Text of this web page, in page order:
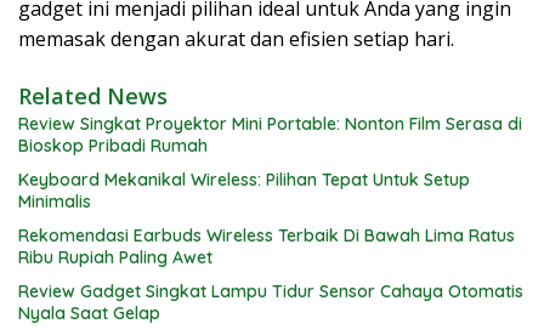
gadget ini menjadi pilihan ideal untuk Anda yang ingin
memasak dengan akurat dan efisien setiap hari.
Related News
Review Singkat Proyektor Mini Portable: Nonton Film Serasa di
Bioskop Pribadi Rumah
Keyboard Mekanikal Wireless: Pilihan Tepat Untuk Setup
Minimalis
Rekomendasi Earbuds Wireless Terbaik Di Bawah Lima Ratus
Ribu Rupiah Paling Awet
Review Gadget Singkat Lampu Tidur Sensor Cahaya Otomatis
Nyala Saat Gelap